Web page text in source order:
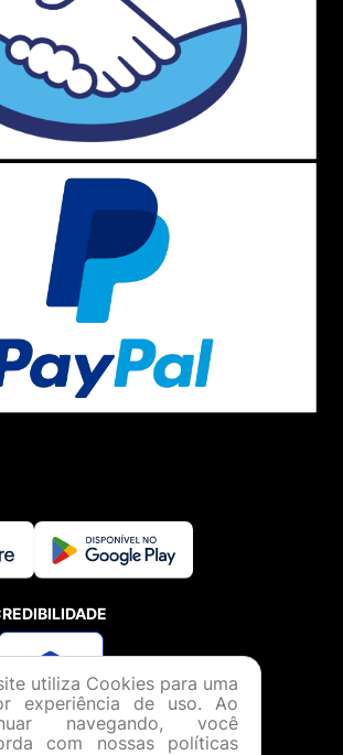
utiliza Cookies para uma
experiência de uso. Ao
navegando, você
com nossas políticas